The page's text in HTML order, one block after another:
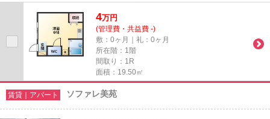
4万円
(管理費・共益費 -)
敷：0ヶ月｜礼：0ヶ月
所在階：1階
間取り：1R
面積：19.50㎡
賃貸｜アパート ソファレ美苑